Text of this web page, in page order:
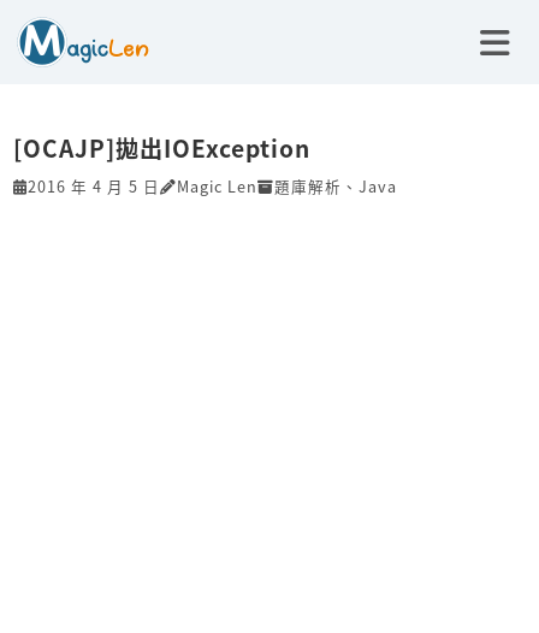
[OCAJP]拋出IOException
2016 年 4 月 5 日 Magic Len 題庫解析 、 Java